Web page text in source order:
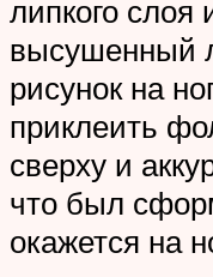
липкого
высушенный
рисунок на
приклеить
сверху и
что был
окажется на